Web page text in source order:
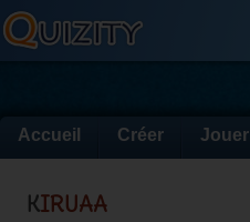
Accueil Créer Jouer
kiruaa